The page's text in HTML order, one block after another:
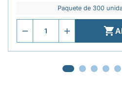
Paquete de 300
